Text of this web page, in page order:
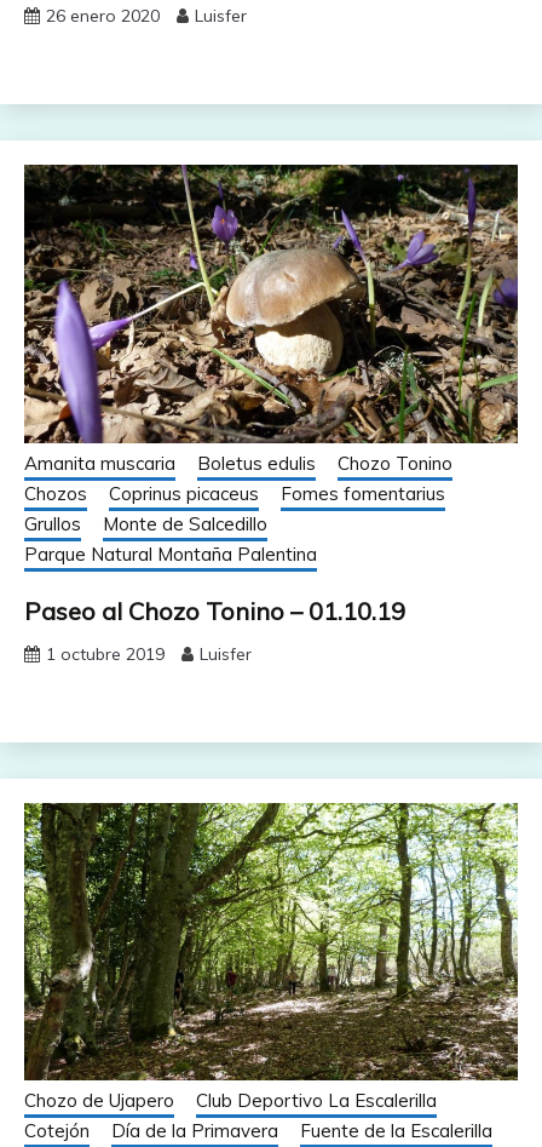
26 enero 2020 Luisfer
Amanita muscaria Boletus edulis
Chozo Tonino
Chozos
Coprinus picaceus
Fomes fomentarius
Grullos
Monte de Salcedillo
Parque Natural Montaña Palentina
Paseo al Chozo Tonino – 01.10.19
1 octubre 2019 Luisfer
Chozo de Ujapero
Club Deportivo La Escalerilla
Cotejón
Día de la Primavera
Fuente de la Escalerilla